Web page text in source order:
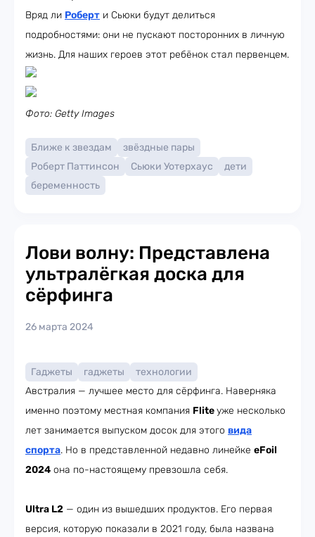
Вряд ли Роберт и Сьюки будут делиться
подробностями: они не пускают посторонних в личную
жизнь. Для наших героев этот ребёнок стал первенцем.
Фото: Getty Images
Ближе к звездам
звёздные пары
Роберт Паттинсон
Сьюки Уотерхаус
дети
беременность
Лови волну: Представлена
ультралёгкая доска для
сёрфинга
26 марта 2024
Гаджеты гаджеты
технологии
Австралия — лучшее место для сёрфинга. Наверняка
именно поэтому местная компания Fliteуже несколько
лет занимается выпуском досок для этого вида
спорта. Но в представленной недавно линейке eFoil
2024 она по-настоящему превзошла себя.
Ultra L2 — один из вышедших продуктов. Его первая
версия, которую показали в 2021 году, была названа